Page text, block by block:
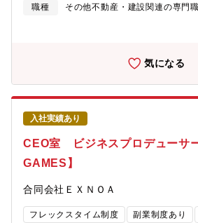
析力（ビッグデータ活用含む）・IE（イン
アリング）を活用した生産性改善手法・
本部 センサ事業部 生産技術2部【職場の
て、賃貸住宅だけでなく医療・介護・福祉
用を提案いただきます。お客様は地主様な
探し)：訪問営業(エリアワークや電話営業
会社や金融機関等)を行い新規開拓いただ
約までに、マーケット分析、役所調査、権
支計画の作成・建物お引渡し・提案の未来
けたオーナーフォロー)【キャリアパス】入
長を目指すことが可能です。【配属組織】
ポジションの魅力】・経営にも地域活性に
を実施することができます・大規模な案件
のスタッフだけでなく銀行や税理士をパー
案まで行うことができ、0から創り上げる
ります【就業環境】■定年：65歳■「女性活
財の活躍」「多様な働き方の推進」をダイ
職種
その他不動産・建設関連の専門職
気になる
入社実績あり
CEO室 ビジネスプロデューサ
GAMES】
合同会社ＥＸＮＯＡ
フレックスタイム制度 副業制度あり